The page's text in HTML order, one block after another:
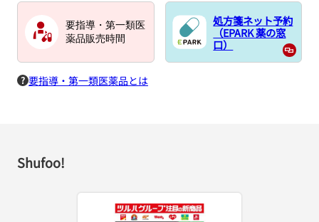
要指導・第一類医
薬品販売時間
処方箋ネット予約
（EPARK 薬の窓
口）
要指導・第一類医薬品とは
Shufoo!